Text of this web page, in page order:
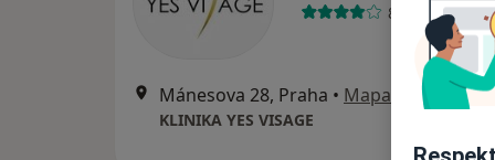
8 názorů
Mánesova 28, Praha • Mapa
KLINIKA YES VISAGE